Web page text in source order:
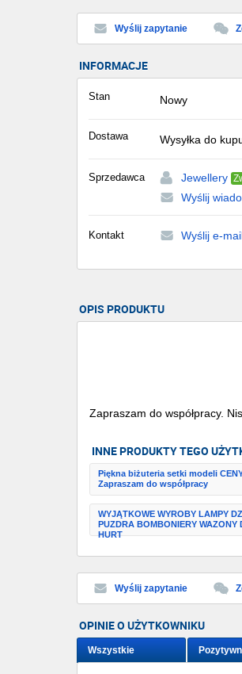
Wyślij zapytanie
INFORMACJE
Stan Nowy
Dostawa Wysyłka do
Sprzedawca Jewellery
Wyślij
Kontakt Wyślij e-
OPIS PRODUKTU
Zapraszam do współpracy.
INNE PRODUKTY TEGO
Piękna biżuteria setki modeli
Zapraszam do współpracy
WYJĄTKOWE WYROBY LAMPY
PUZDRA BOMBONIERY WAZONY
HURT
Wyślij zapytanie
OPINIE O UŻYTKOWNIKU
Wszystkie